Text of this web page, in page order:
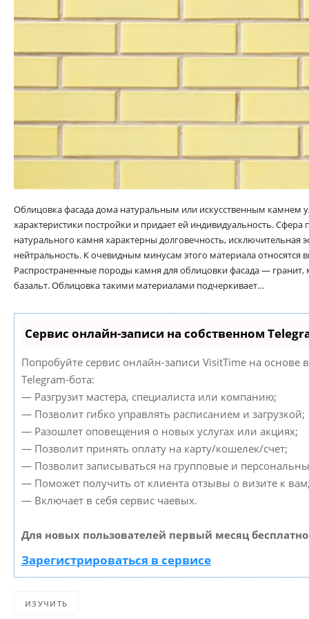
Облицовка фасада дома натуральным или искусственным камнем
характеристики постройки и придает ей индивидуальность.
натурального камня характерны долговечность, исключительная
нейтральность. К очевидным минусам этого материала относятся
Распространенные породы камня для облицовки фасада — гранит,
базальт. Облицовка такими материалами подчеркивает…
Сервис онлайн-записи на собственном
Попробуйте сервис онлайн-записи VisitTime на основе
Telegram-бота:
— Разгрузит мастера, специалиста или компанию;
— Позволит гибко управлять расписанием и загрузкой;
— Разошлет оповещения о новых услугах или акциях;
— Позволит принять оплату на карту/кошелек/счет;
— Позволит записываться на групповые и
— Поможет получить от клиента отзывы о визите к
— Включает в себя сервис чаевых.
Для новых пользователей первый месяц
Зарегистрироваться в сервисе
ИЗУЧИТЬ